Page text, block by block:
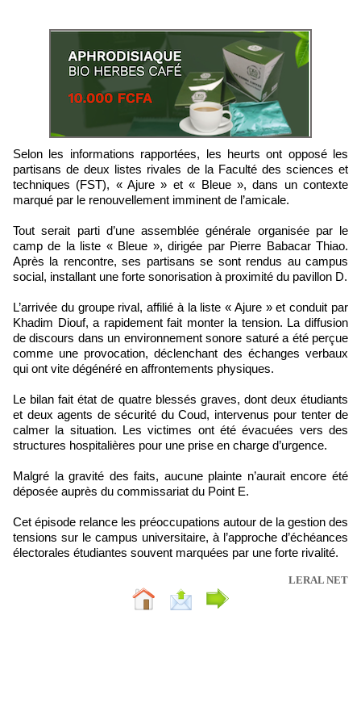
Selon les informations rapportées, les heurts ont opposé les
partisans de deux listes rivales de la Faculté des sciences et
techniques (FST), « Ajure » et « Bleue », dans un contexte
marqué par le renouvellement imminent de l’amicale.
Tout serait parti d’une assemblée générale organisée par le
camp de la liste « Bleue », dirigée par Pierre Babacar Thiao.
Après la rencontre, ses partisans se sont rendus au campus
social, installant une forte sonorisation à proximité du pavillon D.
L’arrivée du groupe rival, affilié à la liste « Ajure » et conduit par
Khadim Diouf, a rapidement fait monter la tension. La diffusion
de discours dans un environnement sonore saturé a été perçue
comme une provocation, déclenchant des échanges verbaux
qui ont vite dégénéré en affrontements physiques.
Le bilan fait état de quatre blessés graves, dont deux étudiants
et deux agents de sécurité du Coud, intervenus pour tenter de
calmer la situation. Les victimes ont été évacuées vers des
structures hospitalières pour une prise en charge d’urgence.
Malgré la gravité des faits, aucune plainte n’aurait encore été
déposée auprès du commissariat du Point E.
Cet épisode relance les préoccupations autour de la gestion des
tensions sur le campus universitaire, à l’approche d’échéances
électorales étudiantes souvent marquées par une forte rivalité.
LERAL NET